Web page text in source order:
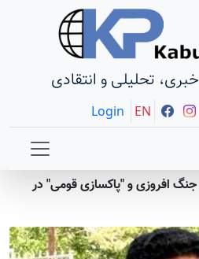
خبری، تحلیلی و انتقادی
Login EN
جنگ افروزی و "پاكسازی قومی" در